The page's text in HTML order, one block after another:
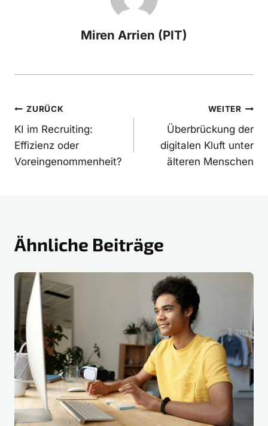
Miren Arrien (PIT)
Beitragsnavigation
ZURÜCK
KI im Recruiting:
Effizienz oder
Voreingenommenheit?
WEITER
Überbrückung der
digitalen Kluft unter
älteren Menschen
Ähnliche Beiträge